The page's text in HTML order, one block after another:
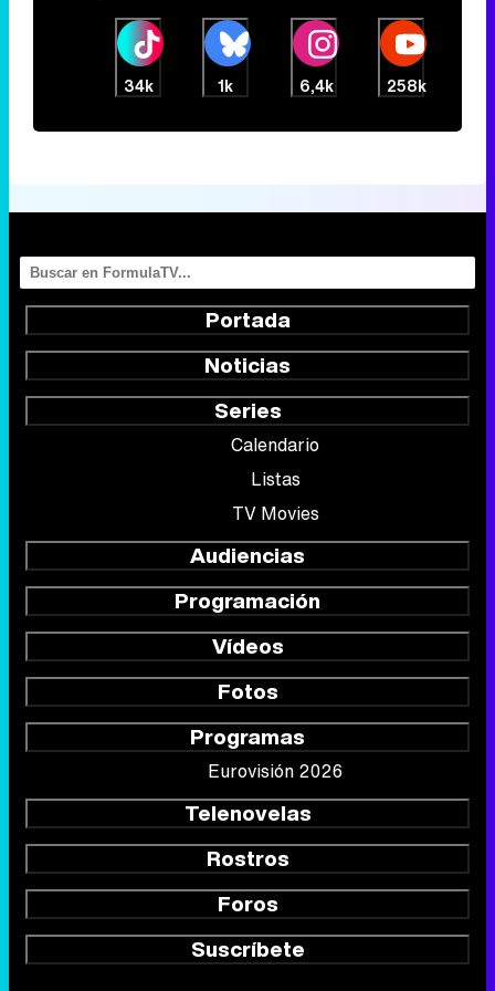
34k 1k 6,4k 258k
Portada
Noticias
Series
Calendario
Listas
TV Movies
Audiencias
Programación
Vídeos
Fotos
Programas
Eurovisión 2026
Telenovelas
Rostros
Foros
Suscríbete